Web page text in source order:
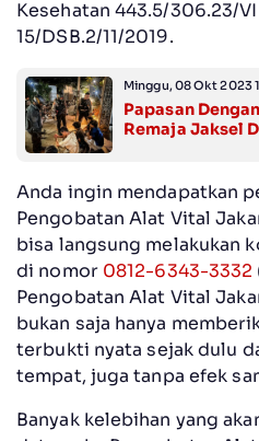
Kesehatan 443.5/306.23/
15/DSB.2/11/2019.
Minggu, 08 Okt 2023
Papasan
Remaja Jaksel
Anda ingin mendapatkan
Pengobatan Alat Vital
bisa langsung melakukan
di nomor 0812-6343-3332
Pengobatan Alat Vital
bukan saja hanya
terbukti nyata sejak dulu
tempat, juga tanpa efek
Banyak kelebihan yang